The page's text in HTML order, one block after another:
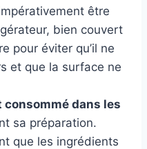
être
bien couvert
pour éviter qu’il ne
et que la surface ne
consommé dans les
sa préparation.
que les ingrédients